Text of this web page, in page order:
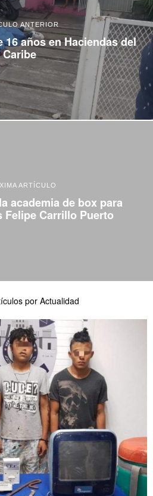
ANTERIOR
16 años en Haciendas del
Caribe
ARTÍCULO
academia de box para
Felipe Carrillo Puerto
por Actualidad